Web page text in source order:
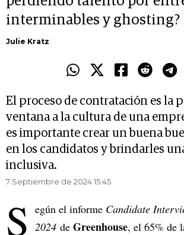
interminables y ghosting?
Julie Kratz
El proceso de contratación es la
ventana a la cultura de una
es importante crear un buena
en los candidatos y brindarles
inclusiva.
7 Septiembre de 2024 15.45
S egún el informe Candidate
2024 de Greenhouse, el 65% de